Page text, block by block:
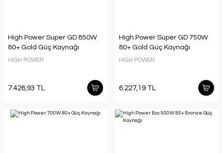
High Power Super GD 850W
80+ Gold Güç Kaynağı
HIGH POWER
7.426,93 TL
High Power Super GD 750W
80+ Gold Güç Kaynağı
HIGH POWER
6.227,19 TL